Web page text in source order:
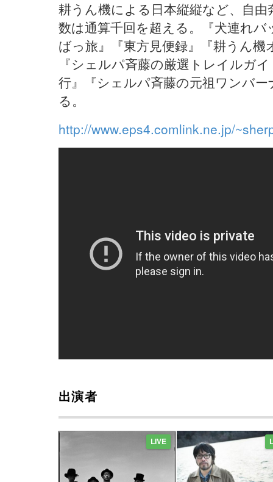
耕うん機による日本縦縦など、自
数は通算千回を超える。『犬連れ
ばっ旅』『東方見便録』『耕うん
『シェルパ斉藤の厳選トレイルガ
行』『シェルパ斉藤の元祖ワンバ
る。
http://www.eps4.comlink.ne.jp/
出演者
LIVE